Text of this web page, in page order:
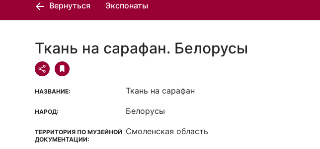
Вернуться Экспонаты
Ткань на сарафан. Белорусы
НАЗВАНИЕ: Ткань на сарафан
НАРОД: Белорусы
ТЕРРИТОРИЯ ПО МУЗЕЙНОЙ
ДОКУМЕНТАЦИИ:
Смоленская область